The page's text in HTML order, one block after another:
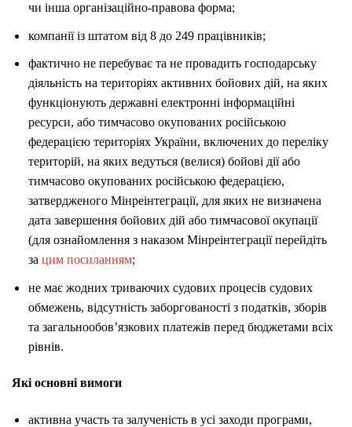
чи інша організаційно-правова форма;
компанії із штатом від 8 до 249 працівників;
фактично не перебуває та не провадить господарську
діяльність на територіях активних бойових дій, на яких
функціонують державні електронні інформаційні
ресурси, або тимчасово окупованих російською
федерацією територіях України, включених до переліку
територій, на яких ведуться (велися) бойові дії або
тимчасово окупованих російською федерацією,
затвердженого Мінреінтеграції, для яких не визначена
дата завершення бойових дій або тимчасової окупації
(для ознайомлення з наказом Мінреінтеграції перейдіть
за цим посиланням;
не має жодних триваючих судових процесів судових
обмежень, відсутність заборгованості з податків, зборів
та загальнообовʼязкових платежів перед бюджетами всіх
рівнів.​​
Які основні вимоги
активна участь та залученість в усі заходи програми,